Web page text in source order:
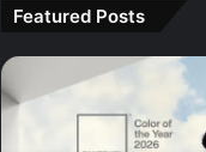
Featured Posts
PANTONE
11-